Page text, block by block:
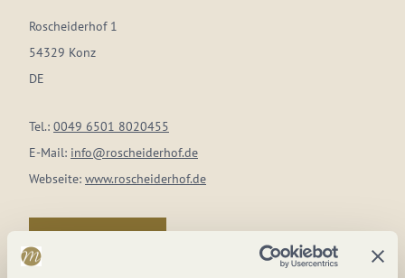
Roscheiderhof 1
54329 Konz
DE
Tel.: 0049 6501 8020455
E-Mail: info@roscheiderhof.de
Webseite: www.roscheiderhof.de